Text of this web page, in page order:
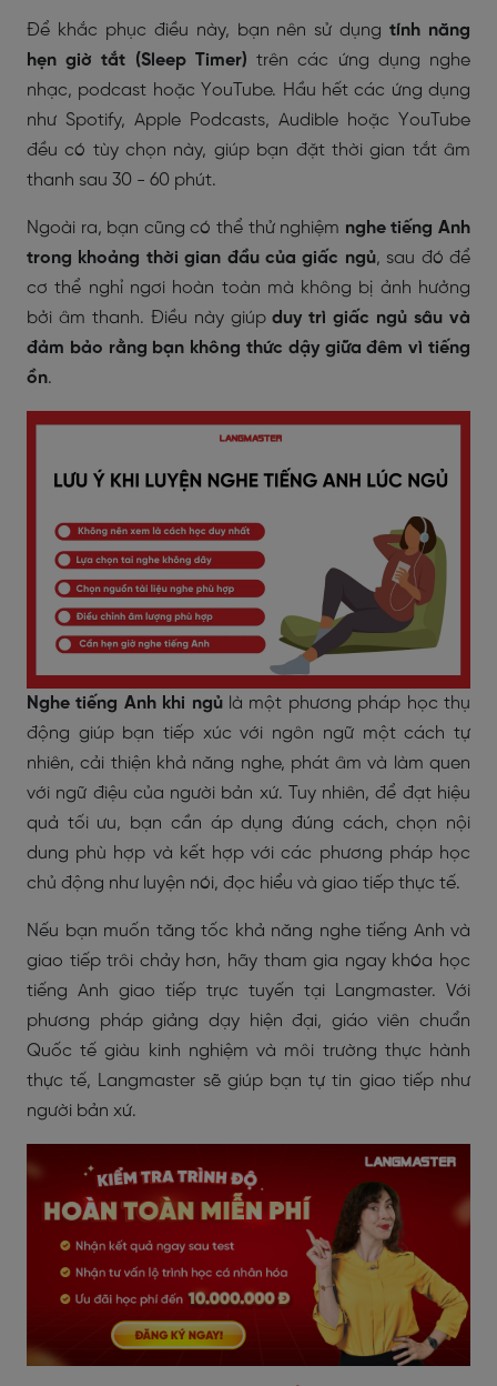
Để khắc phục điều này, bạn nên sử dụngtính năng
hẹn giờ tắt (Sleep Timer) trên các ứng dụng nghe
nhạc, podcast hoặc YouTube. Hầu hết các ứng dụng
như Spotify, Apple Podcasts, Audible hoặc YouTube
đều có tùy chọn này, giúp bạn đặt thời gian tắt âm
thanh sau 30 - 60 phút.
Ngoài ra, bạn cũng có thể thử nghiệm nghe tiếng Anh
trong khoảng thời gian đầu của giấc ngủ, sau đó để
cơ thể nghỉ ngơi hoàn toàn mà không bị ảnh hưởng
bởi âm thanh. Điều này giúpduy trì giấc ngủ sâu và
đảm bảo rằng bạn không thức dậy giữa đêm vì tiếng
ồn.
Nghe tiếng Anh khi ngủlà một phương pháp học thụ
động giúp bạn tiếp xúc với ngôn ngữ một cách tự
nhiên, cải thiện khả năng nghe, phát âm và làm quen
với ngữ điệu của người bản xứ. Tuy nhiên, để đạt hiệu
quả tối ưu, bạn cần áp dụng đúng cách, chọn nội
dung phù hợp và kết hợp với các phương pháp học
chủ động như luyện nói, đọc hiểu và giao tiếp thực tế.
Nếu bạn muốn tăng tốc khả năng nghe tiếng Anh và
giao tiếp trôi chảy hơn, hãy tham gia ngay khóa học
tiếng Anh giao tiếp trực tuyến tại Langmaster. Với
phương pháp giảng dạy hiện đại, giáo viên chuẩn
Quốc tế giàu kinh nghiệm và môi trường thực hành
thực tế, Langmaster sẽ giúp bạn tự tin giao tiếp như
người bản xứ.